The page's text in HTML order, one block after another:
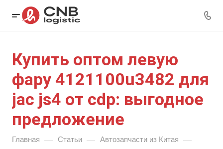
Купить оптом левую
фару 4121100u3482 для
jac js4 от cdp: выгодное
предложение
Главная — Статьи — Автозапчасти из Китая —